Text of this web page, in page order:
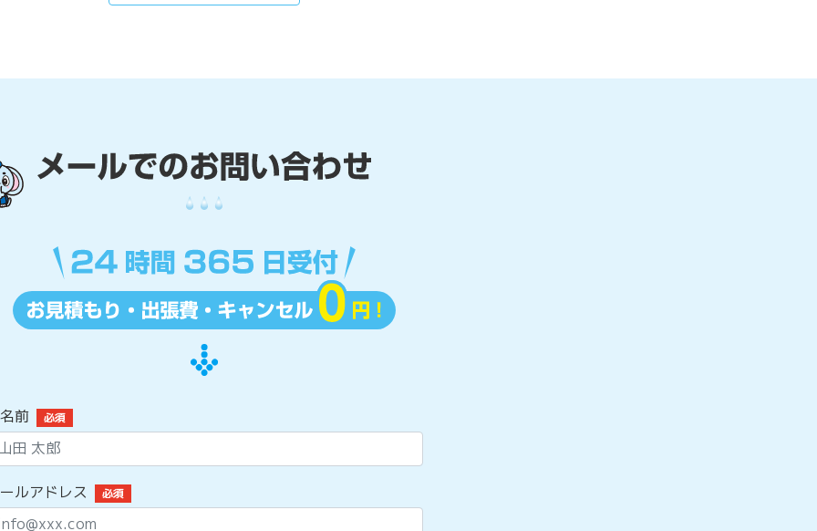
前 必須
ルアドレス 必須